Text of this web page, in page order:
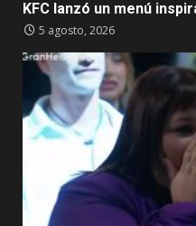
KFC lanzó un menú
5 agosto, 2026